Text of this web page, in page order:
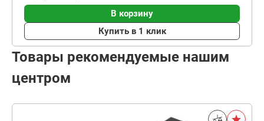
В корзину
Купить в 1 клик
Товары рекомендуемые нашим
центром